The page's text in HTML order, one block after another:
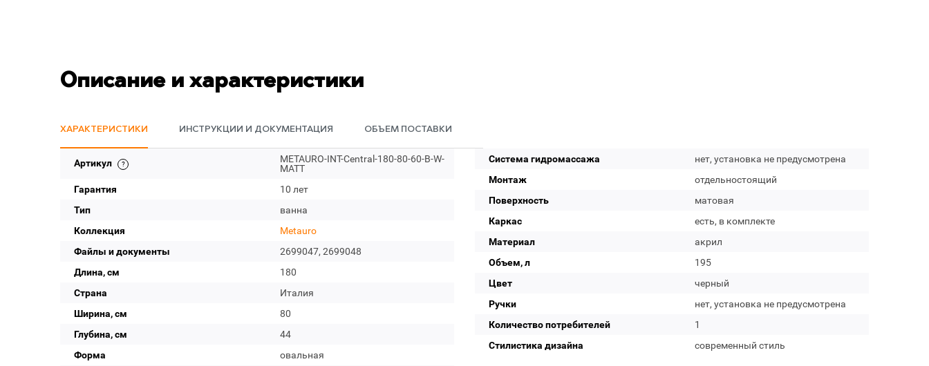
Описание и характеристики
ХАРАКТЕРИСТИКИ ИНСТРУКЦИИ И ДОКУМЕНТАЦИЯ ОБЪЕМ ПОСТАВКИ
Артикул
METAURO-INT-Central-180-80-60-B-W-
MATT
Гарантия
10 лет
Тип
ванна
Коллекция
Metauro
Файлы и документы
2699047, 2699048
Длина, см
180
Страна
Италия
Ширина, см
80
Глубина, см
44
Форма
овальная
Система гидромассажа
нет, установка не предусмотрена
Монтаж
отдельностоящий
Поверхность
матовая
Каркас
есть, в комплекте
Материал
акрил
Объем, л
195
Цвет
черный
Ручки
нет, установка не предусмотрена
Количество потребителей
1
Стилистика дизайна
современный стиль